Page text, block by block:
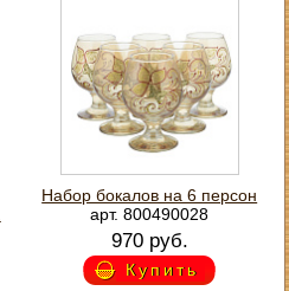
Набор бокалов на 6 персон
арт. 800490028
970 руб.
Купить